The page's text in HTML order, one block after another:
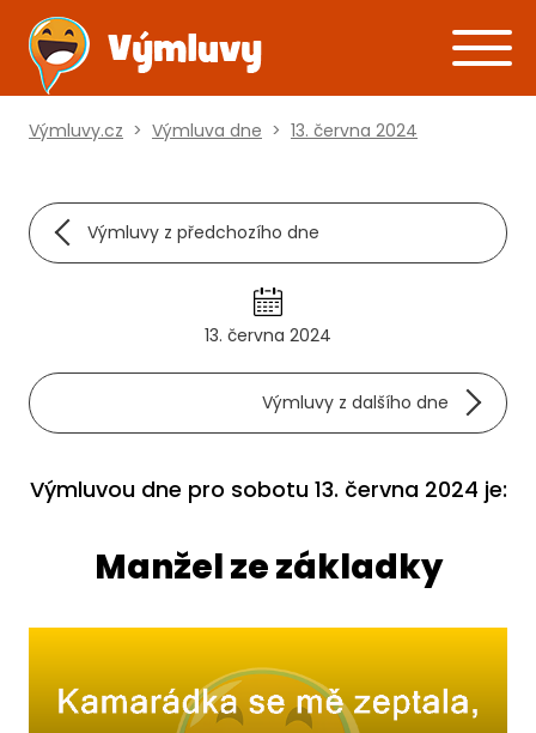
Výmluvy.cz > Výmluva dne > 13. června 2024
Výmluvy z předchozího dne
13. června 2024
Výmluvy z dalšího dne
Výmluvou dne pro sobotu 13. června 2024 je:
Manžel ze základky